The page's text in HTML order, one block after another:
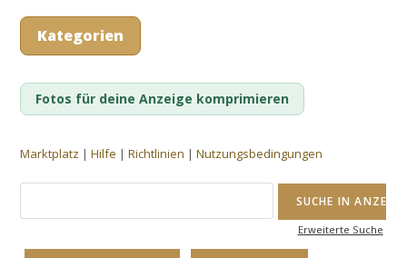
Kategorien
Fotos für deine Anzeige komprimieren
Marktplatz |Hilfe |Richtlinien |Nutzungsbedingungen
nach:
Erweiterte Suche